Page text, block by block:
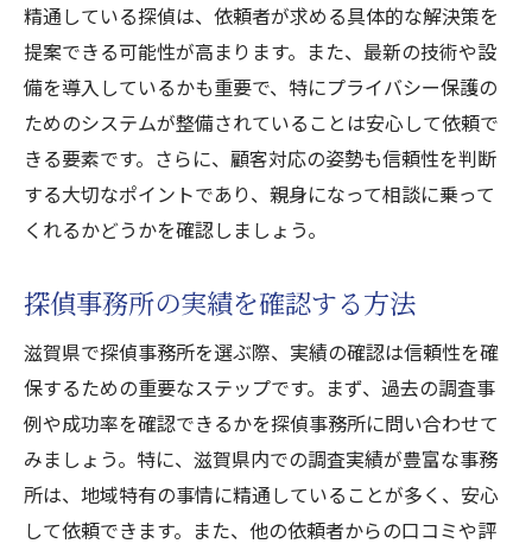
精通している探偵は、依頼者が求める具体的な解決策を
提案できる可能性が高まります。また、最新の技術や設
備を導入しているかも重要で、特にプライバシー保護の
ためのシステムが整備されていることは安心して依頼で
きる要素です。さらに、顧客対応の姿勢も信頼性を判断
する大切なポイントであり、親身になって相談に乗って
くれるかどうかを確認しましょう。
探偵事務所の実績を確認する方法
滋賀県で探偵事務所を選ぶ際、実績の確認は信頼性を確
保するための重要なステップです。まず、過去の調査事
例や成功率を確認できるかを探偵事務所に問い合わせて
みましょう。特に、滋賀県内での調査実績が豊富な事務
所は、地域特有の事情に精通していることが多く、安心
して依頼できます。また、他の依頼者からの口コミや評